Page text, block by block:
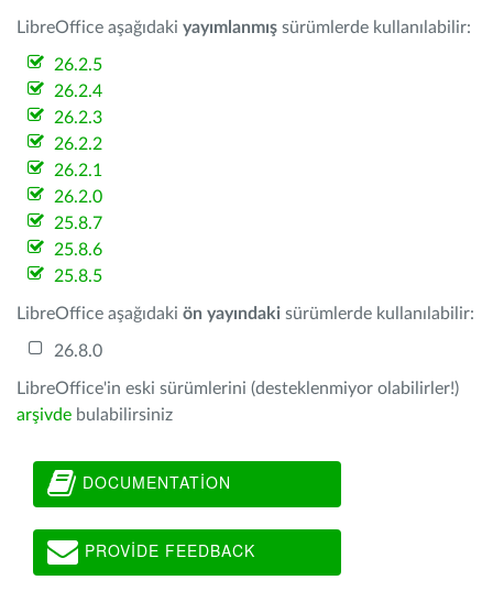
LibreOffice aşağıdaki yayımlanmış sürümlerde kullanılabilir:
26.2.5
26.2.4
26.2.3
26.2.2
26.2.1
26.2.0
25.8.7
25.8.6
25.8.5
LibreOffice aşağıdaki ön yayındaki sürümlerde kullanılabilir:
26.8.0
LibreOffice'in eski sürümlerini (desteklenmiyor olabilirler!)
arşivde bulabilirsiniz
DOCUMENTATION
PROVIDE FEEDBACK